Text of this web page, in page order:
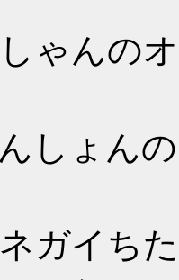
ゃんの
しょん
ガイち